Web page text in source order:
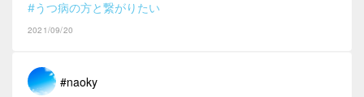
#うつ病の方と繋がりたい
2021/09/20
#naoky